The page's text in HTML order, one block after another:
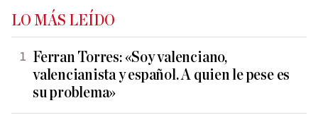
LO MÁS LEÍDO
Ferran Torres: «Soy valenciano,
valencianista y español. A quien le pese es
su problema»